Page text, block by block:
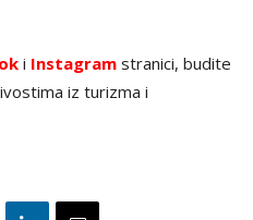
i Instagram stranici, budite
iz turizma i